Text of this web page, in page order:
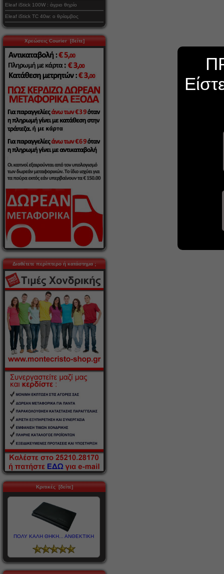
Eleaf iStick 100W : άγριο θηρίο
Eleaf iStick TC 40w: ο θρίαμβος
Χρεώσεις Courier [δείτε]
Διαθέτετε περίπτερο ή κατάστημα ;
Κριτικές [δείτε]
ΠΟΛΥ ΚΑΛΗ ΘΗΚΗ... ΑΝΘΕΚΤΙΚΗ